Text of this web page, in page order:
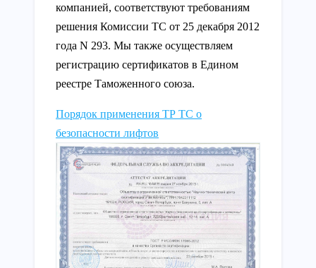
компанией, соответствуют требованиям
решения Комиссии ТС от 25 декабря 2012
года N 293. Мы также осуществляем
регистрацию сертификатов в Едином
реестре Таможенного союза.
Порядок применения ТР ТС о
безопасности лифтов